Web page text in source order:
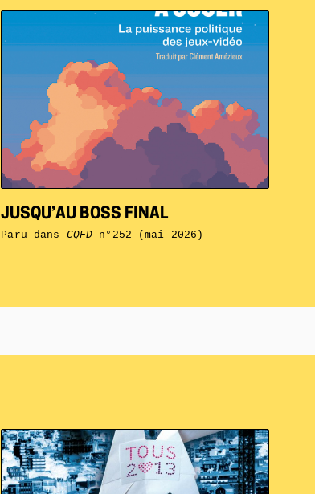
JUSQU’AU BOSS FINAL
Paru dans CQFD n°252 (mai 2026)